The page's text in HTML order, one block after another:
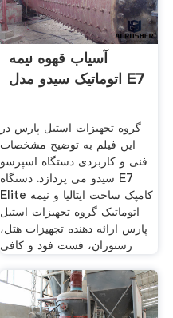
آسیاب قهوه نیمه
اتوماتیک سیدو مدل E7
گروه تجهیزات استیل پارس در
این فیلم به توضیح مشخصات
فنی و کاربردی دستگاه اسپرسو
سیدو می پردازد. دستگاه E7
Elite کامپک ساخت ایتالیا و نیمه
اتوماتیک گروه تجهیزات استیل
پارس ارائه دهنده تجهیزات هتل،
رستوران، فست فود و کافی